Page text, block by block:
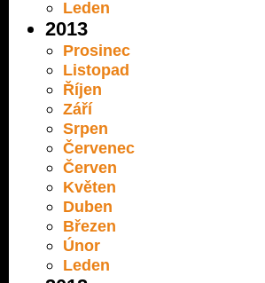
Leden
2013
Prosinec
Listopad
Říjen
Září
Srpen
Červenec
Červen
Květen
Duben
Březen
Únor
Leden